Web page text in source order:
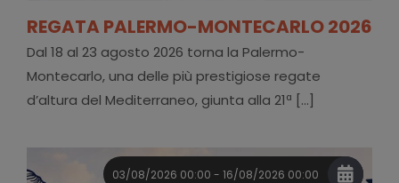
REGATA PALERMO-MONTECARLO 2026
Dal 18 al 23 agosto 2026 torna la Palermo-
Montecarlo, una delle più prestigiose regate
d’altura del Mediterraneo, giunta alla 21ª [...]
03/08/2026 00:00 - 16/08/2026 00:00